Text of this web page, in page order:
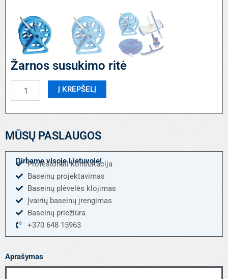
Žarnos susukimo ritė
kiekis:
susukimo
Į KREPŠELĮ
MŪSŲ PASLAUGOS
Dirbame visoje Lietuvoje!
Profesionali konsultacija
Baseinų projektavimas
Baseinų plėvelės klojimas
Įvairių baseinų įrengimas
Baseinų priežiūra
+370 648 15963
Aprašymas